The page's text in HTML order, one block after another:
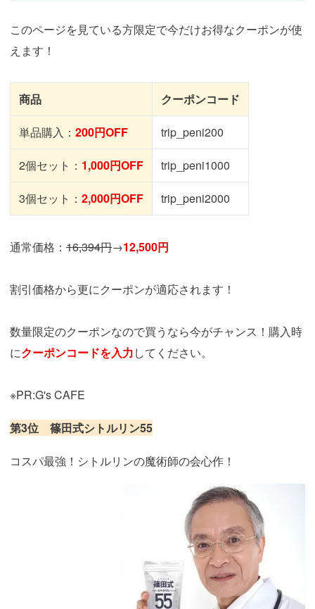
このページを見ている方限定で今だけお得なクーポンが使
えます！
商品 クーポンコード
単品購入： 200円OFF trip_peni200
2個セット： 1,000円OFF trip_peni1000
3個セット： 2,000円OFF trip_peni2000
通常価格： 16,394円→12,500円
割引価格から更にクーポンが適応されます！
数量限定のクーポンなので買うなら今がチャンス！購入時
にクーポンコードを入力してください。
※PR:G's CAFE
第3位 篠田式シトルリン55
コスパ最強！シトルリンの魔術師の会心作！